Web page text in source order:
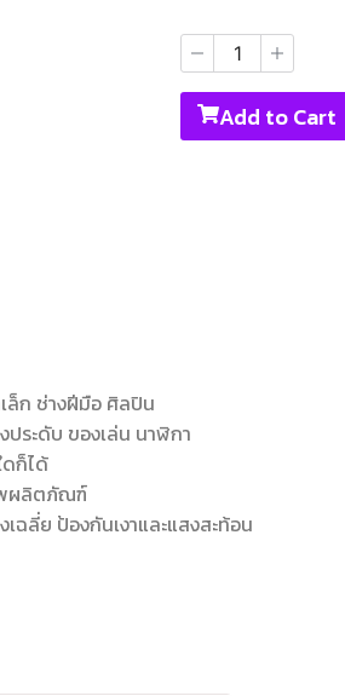
Add to Cart
ล็ก ช่างฝีมือ ศิลปิน
ประดับ ของเล่น นาฬิกา
ก็ได้
พผลิตภัณฑ์
ลี่ย ป้องกันเงาและแสงสะท้อน